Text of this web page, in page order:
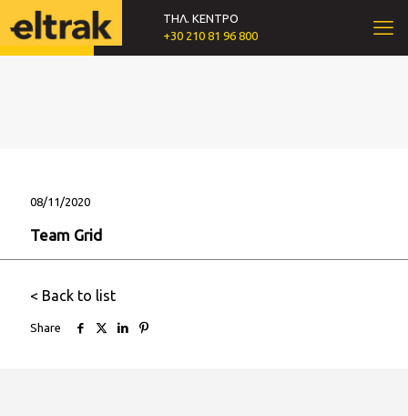
ΤΗΛ. ΚΕΝΤΡΟ
+30 210 81 96 800
08/11/2020
Team Grid
< Back to list
Share